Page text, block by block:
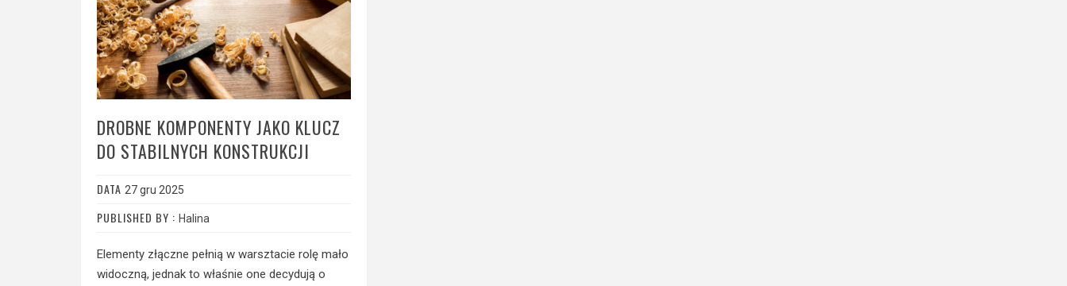
DROBNE KOMPONENTY JAKO KLUCZ
DO STABILNYCH KONSTRUKCJI
DATA 27 gru 2025
PUBLISHED BY : Halina
Elementy złączne pełnią w warsztacie rolę mało
widoczną, jednak to właśnie one decydują o